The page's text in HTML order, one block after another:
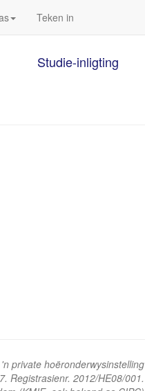
Teken in
Studie-inligting
private hoëronderwysinstelling
Registrasienr. 2012/HE08/001.